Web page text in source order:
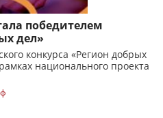
победителем
дел»
конкурса «Регион добрых
национального проекта